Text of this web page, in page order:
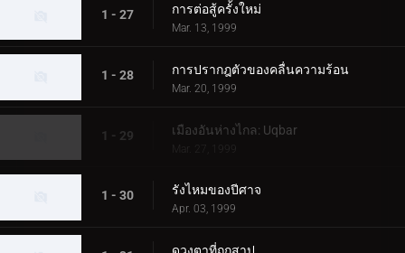
1 - 27 การต่อสู้ครั้งใหม่
Mar. 13, 1999
1 - 28 การปรากฎตัวของคลื่นความร้อน
Mar. 20, 1999
1 - 29 เมืองอันห่างไกล: Uqbar
Mar. 27, 1999
1 - 30 รังไหมของปีศาจ
Apr. 03, 1999